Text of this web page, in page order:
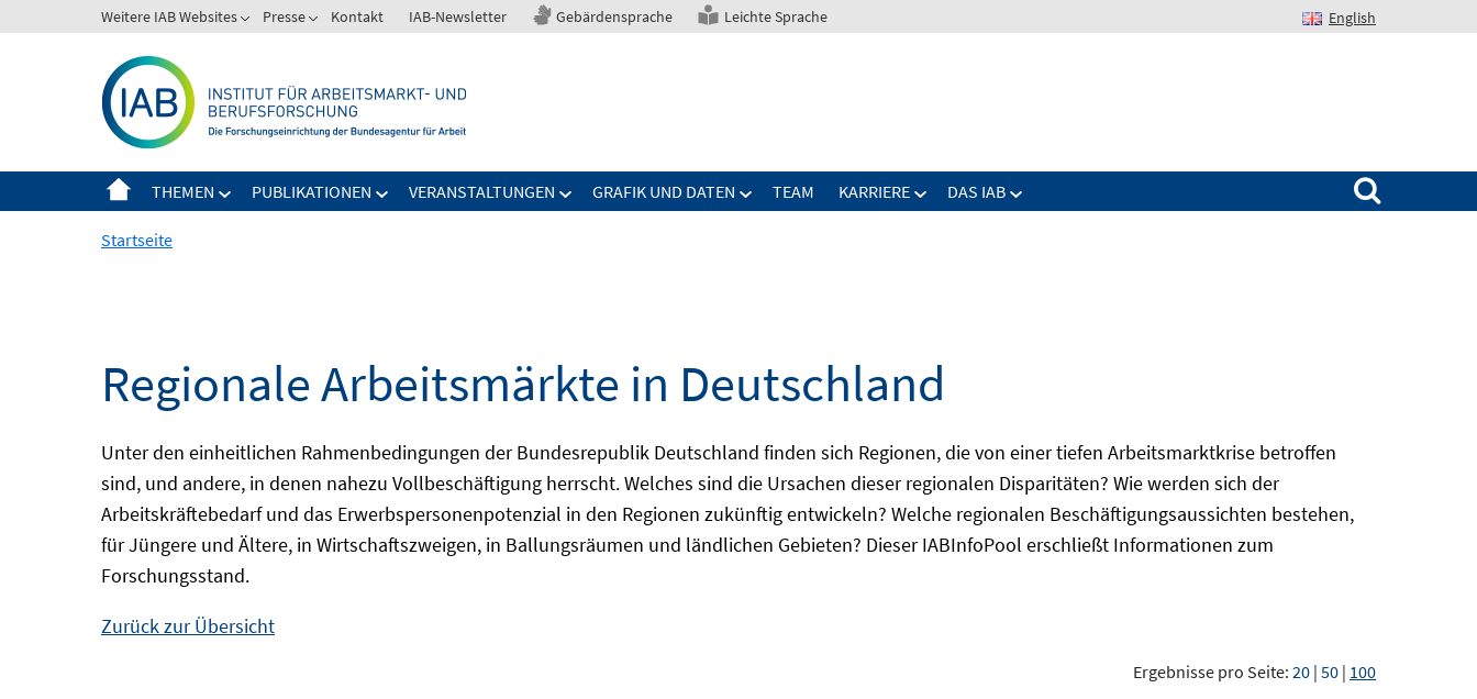
zum
Weitere IAB Websites Presse Kontakt IAB-Newsletter Gebärdensprache Leichte Sprache English
THEMEN PUBLIKATIONEN VERANSTALTUNGEN GRAFIK UND DATEN TEAM KARRIERE DAS IAB
Suchen nach:
Startseite
Regionale Arbeitsmärkte in Deutschland
Unter den einheitlichen Rahmenbedingungen der Bundesrepublik Deutschland finden sich Regionen, die von einer tiefen Arbeitsmarktkrise betroffen
sind, und andere, in denen nahezu Vollbeschäftigung herrscht. Welches sind die Ursachen dieser regionalen Disparitäten? Wie werden sich der
Arbeitskräftebedarf und das Erwerbspersonenpotenzial in den Regionen zukünftig entwickeln? Welche regionalen Beschäftigungsaussichten bestehen,
für Jüngere und Ältere, in Wirtschaftszweigen, in Ballungsräumen und ländlichen Gebieten? DieserIABInfoPool erschließt Informationen zum
Forschungsstand.
Zurück zur Übersicht
Ergebnisse pro Seite: 20 | 50 | 100